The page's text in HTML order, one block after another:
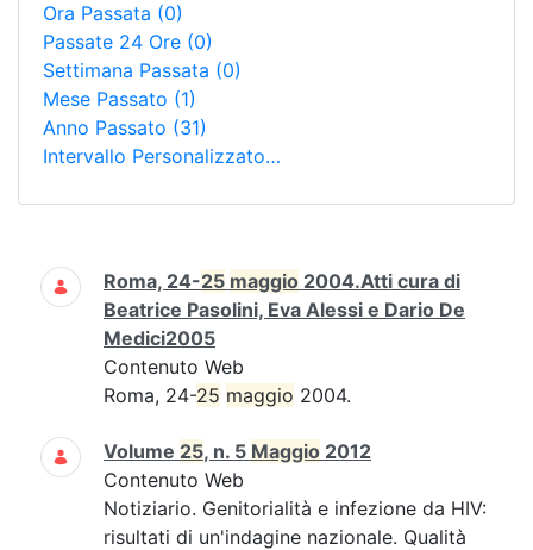
Ora Passata (0)
Passate 24 Ore (0)
Settimana Passata (0)
Mese Passato (1)
Anno Passato (31)
Intervallo Personalizzato…
Ricerca
Roma, 24-25 maggio 2004.Atti cura di
Beatrice Pasolini, Eva Alessi e Dario De
Medici2005
Contenuto Web
Roma, 24-25 maggio 2004.
Volume 25, n. 5 Maggio 2012
Contenuto Web
Notiziario. Genitorialità e infezione da HIV:
risultati di un'indagine nazionale. Qualità